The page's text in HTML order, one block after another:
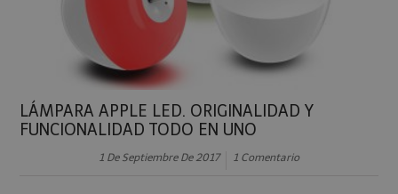
LÁMPARA APPLE LED. ORIGINALIDAD Y
FUNCIONALIDAD TODO EN UNO
1 De Septiembre De 2017 1 Comentario